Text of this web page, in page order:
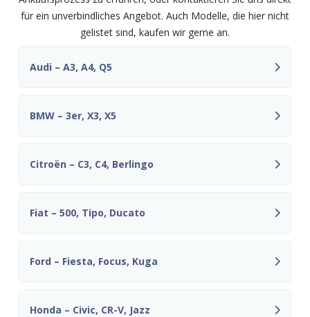
für ein unverbindliches Angebot. Auch Modelle, die hier nicht
gelistet sind, kaufen wir gerne an.
Audi – A3, A4, Q5
BMW – 3er, X3, X5
Citroën – C3, C4, Berlingo
Fiat – 500, Tipo, Ducato
Ford – Fiesta, Focus, Kuga
Honda – Civic, CR-V, Jazz